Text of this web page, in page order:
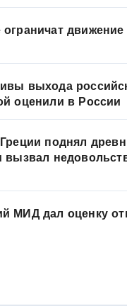
ограничат
выхода
оценили в России
Греции поднял
вызвал
МИД дал оценку